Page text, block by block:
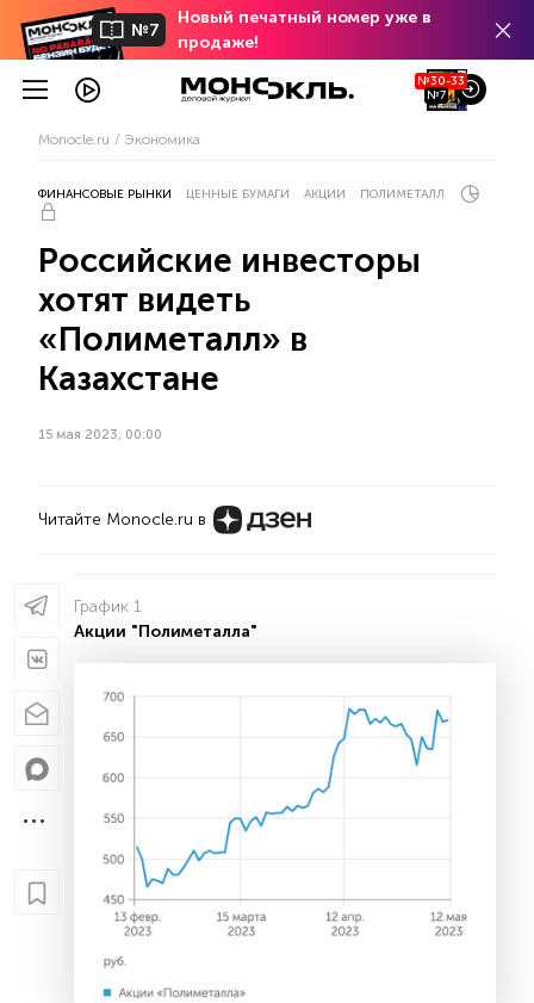
№7
Новый печатный номер уже в
продаже!
№30-33
№7
Monocle.ru Экономика
ФИНАНСОВЫЕ РЫНКИ ЦЕННЫЕ БУМАГИ АКЦИИ ПОЛИМЕТАЛЛ
Российские инвесторы
хотят видеть
«Полиметалл» в
Казахстане
15 мая 2023, 00:00
Читайте Monocle.ru в
График 1
Акции "Полиметалла"